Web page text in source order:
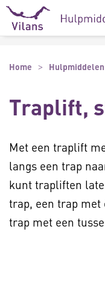
Naar
Naar footer
Home Hulpmiddelen
Traplift,
Met een traplift
langs een trap
kunt trapliften
trap, een trap met
trap met een